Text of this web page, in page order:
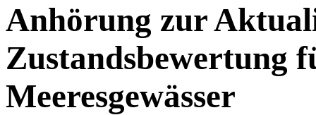
Anhörung zur
Zustandsbewertung
Meeresgewässer